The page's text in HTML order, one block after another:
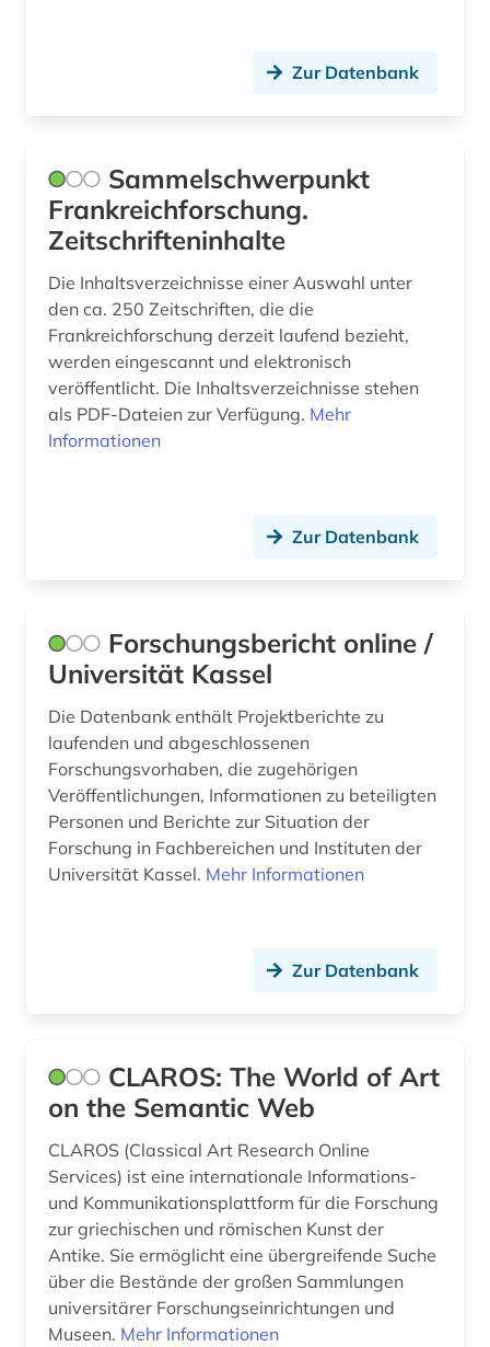
Zur Datenbank
Sammelschwerpunkt
Frankreichforschung.
Zeitschrifteninhalte
Die Inhaltsverzeichnisse einer Auswahl unter
den ca. 250 Zeitschriften, die die
Frankreichforschung derzeit laufend bezieht,
werden eingescannt und elektronisch
veröffentlicht. Die Inhaltsverzeichnisse stehen
als PDF-Dateien zur Verfügung. Mehr
Informationen
Zur Datenbank
Forschungsbericht online /
Universität Kassel
Die Datenbank enthält Projektberichte zu
laufenden und abgeschlossenen
Forschungsvorhaben, die zugehörigen
Veröffentlichungen, Informationen zu beteiligten
Personen und Berichte zur Situation der
Forschung in Fachbereichen und Instituten der
Universität Kassel. Mehr Informationen
Zur Datenbank
CLAROS: The World of Art
on the Semantic Web
CLAROS (Classical Art Research Online
Services) ist eine internationale Informations-
und Kommunikationsplattform für die Forschung
zur griechischen und römischen Kunst der
Antike. Sie ermöglicht eine übergreifende Suche
über die Bestände der großen Sammlungen
universitärer Forschungseinrichtungen und
Museen. Mehr Informationen